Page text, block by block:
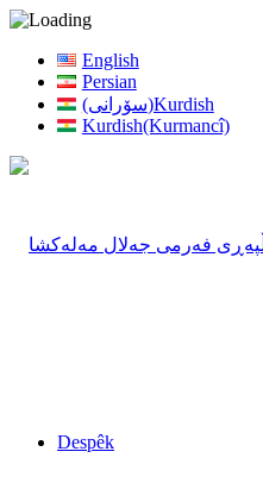
English
Persian
(سۆرانی)Kurdish
Kurdish(Kurmancî)
Despêk